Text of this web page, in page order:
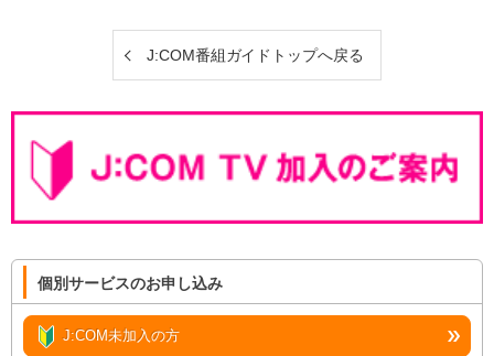
J:COM番組ガイドトップへ戻る
個別サービスのお申し込み
J:COM未加入の方